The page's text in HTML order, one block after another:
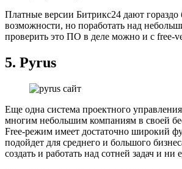
Платные версии Битрикс24 дают гораздо
возможности, но поработать над
проверить это ПО в деле можно и с free-
5. Pyrus
Еще одна система проектного
многим небольшим компаниям в своей
Free-режим имеет достаточно широкий
подойдет для среднего и большого
создать и работать над сотней задач и ни